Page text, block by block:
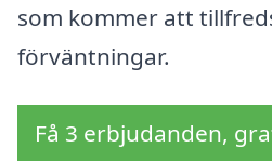
som kommer att
förväntningar.
Få 3 erbjudanden,